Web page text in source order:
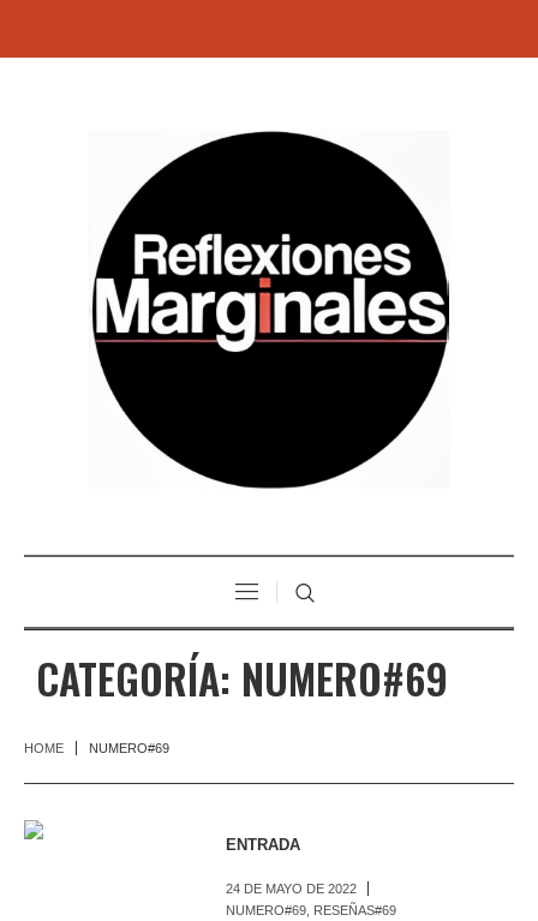
CATEGORÍA: NUMERO#69
HOME NUMERO#69
ENTRADA
24 DE MAYO DE 2022
NUMERO#69 RESEÑAS#69